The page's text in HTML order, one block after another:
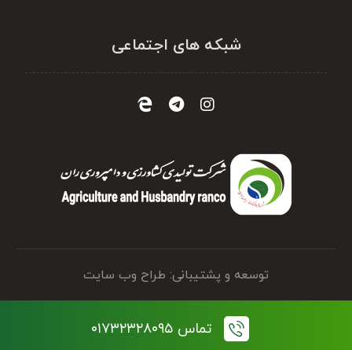
شبکه های اجتماعی
توسعه و پشتیبانی: طراح وب سایت
تماس ۰۱۷۳۲۳۲۸۰۹۵